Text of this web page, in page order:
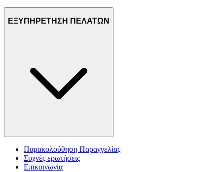
ΕΞΥΠΗΡΕΤΗΣΗ ΠΕΛΑΤΩΝ
Παρακολούθηση Παραγγελίας
Συχνές ερωτήσεις
Επικοινωνία